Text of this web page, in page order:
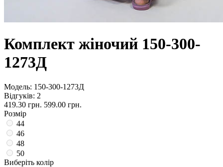
Комплект жіночий 150-300-
1273Д
Модель: 150-300-1273Д
Відгуків: 2
419.30 грн. 599.00 грн.
Розмір
44
46
48
50
Виберіть колір